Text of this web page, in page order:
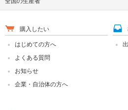
購入したい
はじめての方へ
よくある質問
お知らせ
企業・自治体の方へ